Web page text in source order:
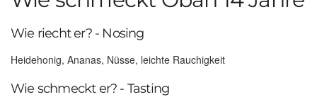
Wie riecht er? - Nosing
Heidehonig, Ananas, Nüsse, leichte Rauchigkeit
Wie schmeckt er? - Tasting